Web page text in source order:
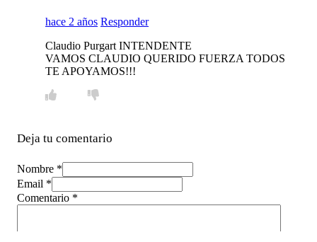
hace 2 años Responder
Claudio Purgart INTENDENTE
VAMOS CLAUDIO QUERIDO FUERZA TODOS
TE APOYAMOS!!!
Deja tu comentario
Nombre *
Email *
Comentario *